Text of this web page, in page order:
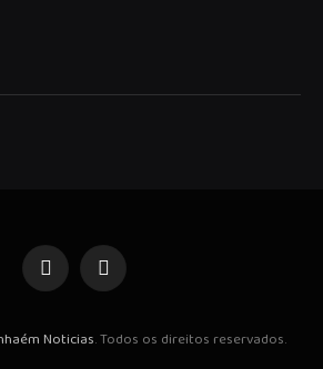
FacebookInstagram
Noticias. Todos os direitos reservados.